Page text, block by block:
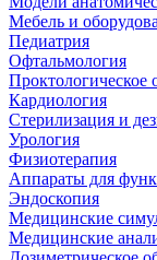
Мебель и
Педиатрия
Офтальмология
Проктологическое
Кардиология
Стерилизация и
Урология
Физиотерапия
Аппараты для
Эндоскопия
Медицинские
Медицинские